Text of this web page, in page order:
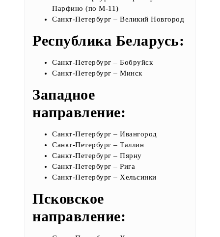
Парфино (по М-11)
Санкт-Петербург – Великий Новгород
Республика Беларусь:
Санкт-Петербург – Бобруйск
Санкт-Петербург – Минск
Западное
направление:
Санкт-Петербург – Ивангород
Санкт-Петербург – Таллин
Санкт-Петербург – Пярну
Санкт-Петербург – Рига
Санкт-Петербург – Хельсинки
Псковское
направление: